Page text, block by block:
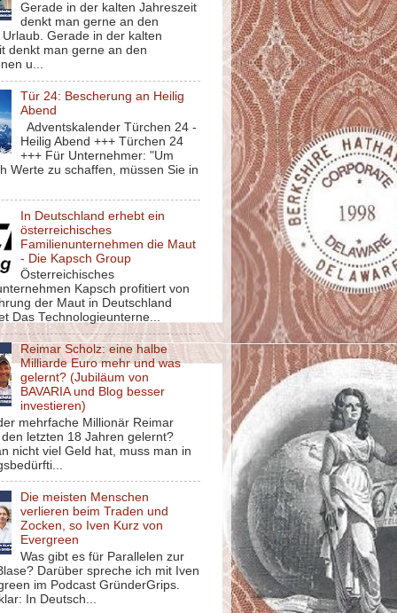
Gerade in der kalten Jahreszeit
denkt man gerne an den
Gerade in der kalten
denkt man gerne an den
u...
Tür 24: Bescherung an Heilig
Abend
Adventskalender Türchen 24 -
Heilig Abend +++ Türchen 24
+++ Für Unternehmer: "Um
Werte zu schaffen, müssen Sie in
In Deutschland erhebt ein
österreichisches
Familienunternehmen die Maut
- Die Kapsch Group
Österreichisches
Kapsch profitiert von
der Maut in Deutschland
Das Technologieunterne...
Reimar Scholz: eine halbe
Milliarde Euro mehr und was
gelernt? (Jubiläum von
BAVARIA und Blog besser
investieren)
mehrfache Millionär Reimar
letzten 18 Jahren gelernt?
nicht viel Geld hat, muss man in
Die meisten Menschen
verlieren beim Traden und
Zocken, so Iven Kurz von
Evergreen
Was gibt es für Parallelen zur
Darüber spreche ich mit Iven
im Podcast GründerGrips.
In Deutsch...